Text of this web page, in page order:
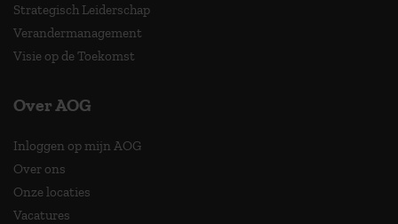
Strategisch Leiderschap
Verandermanagement
Visie op de Toekomst
Over AOG
Inloggen op mijn AOG
Over ons
Onze locaties
Vacatures